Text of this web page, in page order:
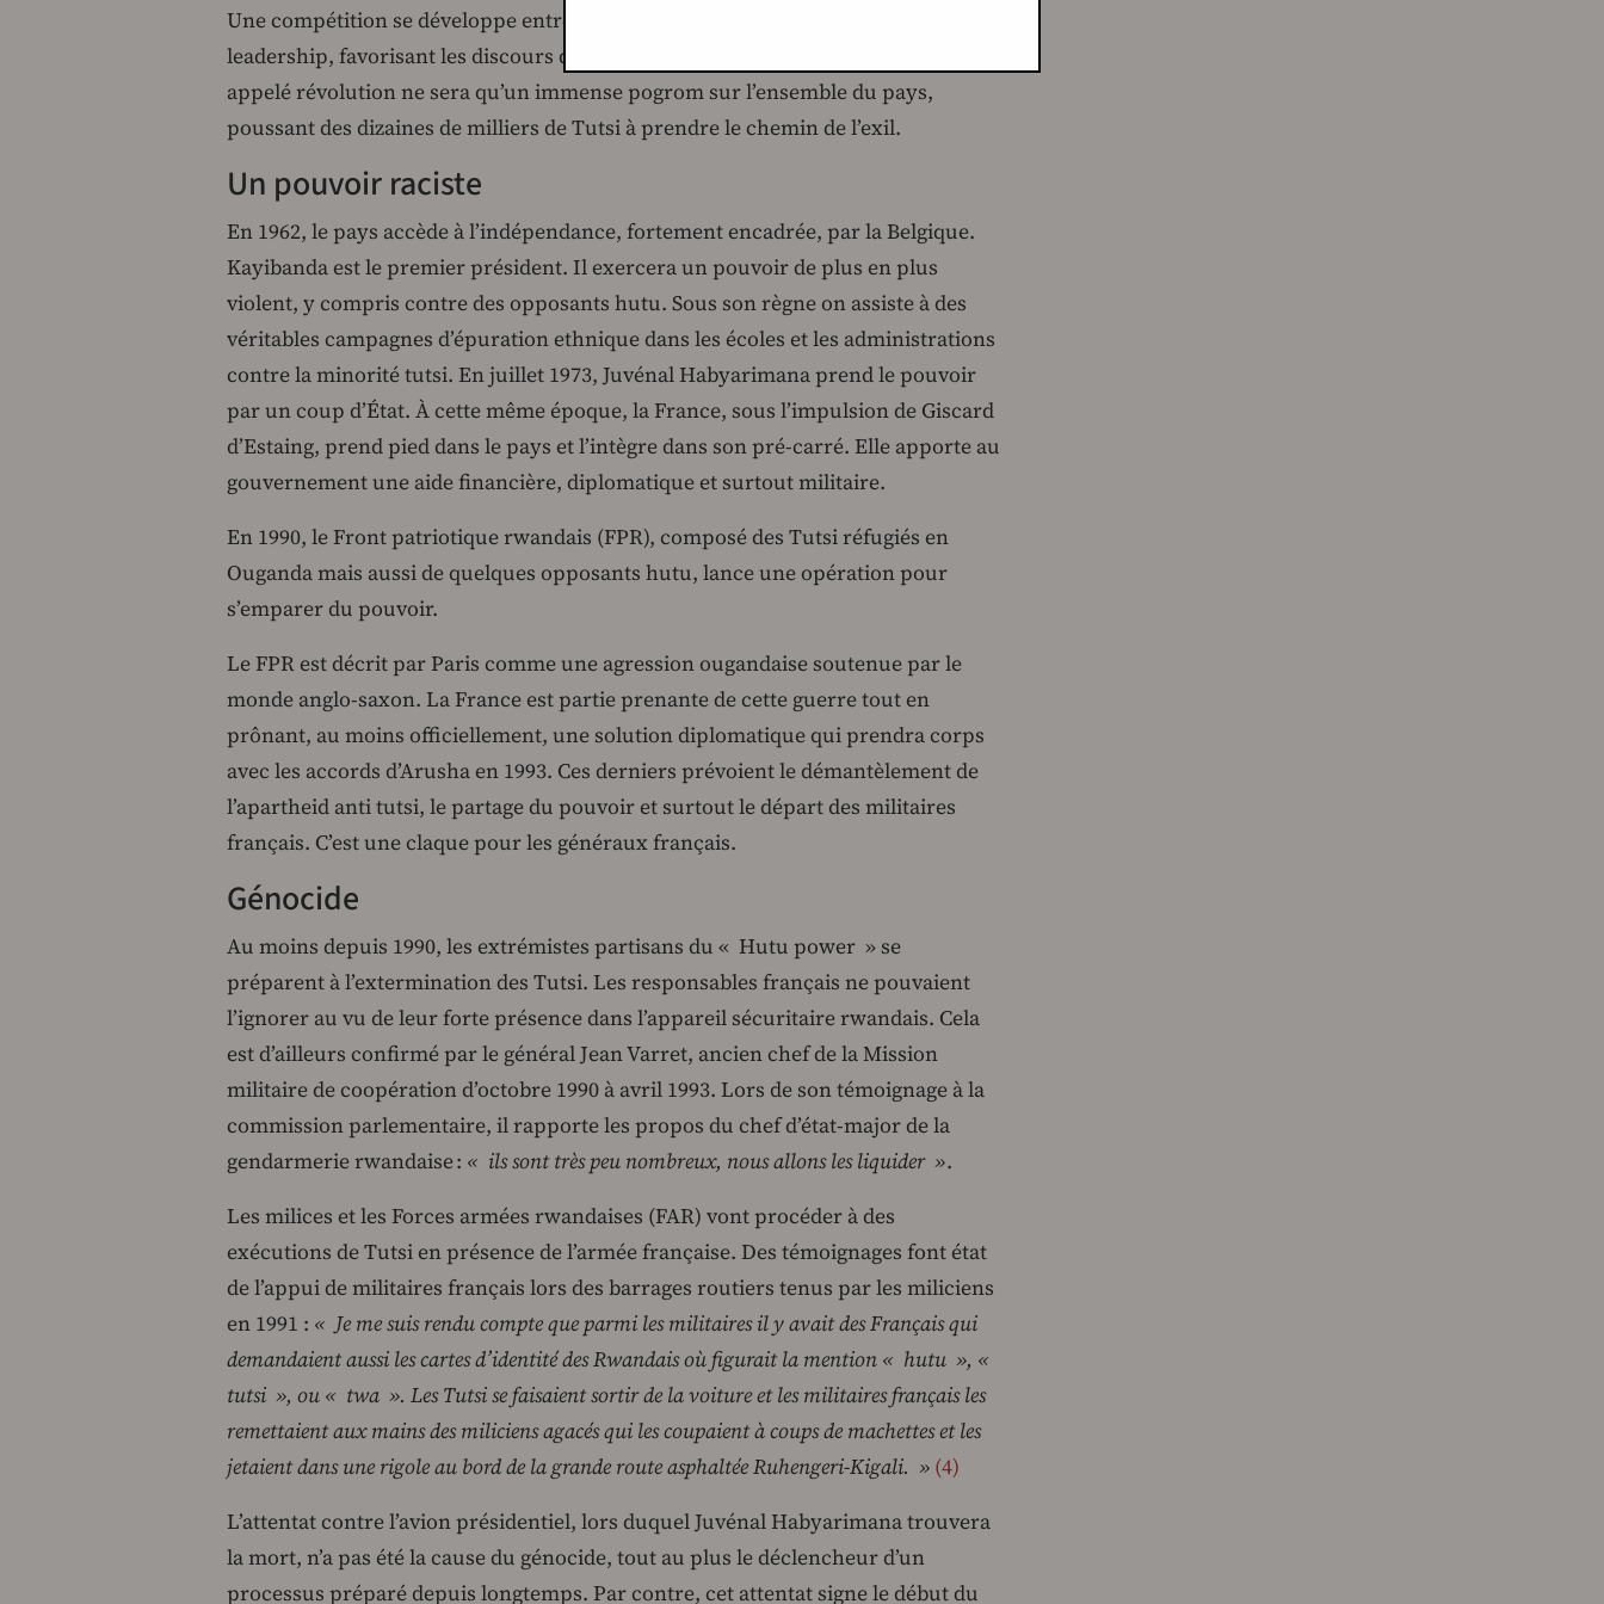
Une compétition se développe entre les formations hutu pour gagner le
leadership, favorisant les discours de haine contre les Tutsi. En 1959, ce qui sera
appelé révolution ne sera qu’un immense pogrom sur l’ensemble du pays,
poussant des dizaines de milliers de Tutsi à prendre le chemin de l’exil.
Un pouvoir raciste
En 1962, le pays accède à l’indépendance, fortement encadrée, par la Belgique.
Kayibanda est le premier président. Il exercera un pouvoir de plus en plus
violent, y compris contre des opposants hutu. Sous son règne on assiste à des
véritables campagnes d’épuration ethnique dans les écoles et les administrations
contre la minorité tutsi. En juillet 1973, Juvénal Habyarimana prend le pouvoir
par un coup d’État. À cette même époque, la France, sous l’impulsion de Giscard
d’Estaing, prend pied dans le pays et l’intègre dans son pré-carré. Elle apporte au
gouvernement une aide financière, diplomatique et surtout militaire.
En 1990, le Front patriotique rwandais (FPR), composé des Tutsi réfugiés en
Ouganda mais aussi de quelques opposants hutu, lance une opération pour
s’emparer du pouvoir.
Le FPR est décrit par Paris comme une agression ougandaise soutenue par le
monde anglo-saxon. La France est partie prenante de cette guerre tout en
prônant, au moins officiellement, une solution diplomatique qui prendra corps
avec les accords d’Arusha en 1993. Ces derniers prévoient le démantèlement de
l’apartheid anti tutsi, le partage du pouvoir et surtout le départ des militaires
français. C’est une claque pour les généraux français.
Génocide
Au moins depuis 1990, les extrémistes partisans du « Hutu power » se
préparent à l’extermination des Tutsi. Les responsables français ne pouvaient
l’ignorer au vu de leur forte présence dans l’appareil sécuritaire rwandais. Cela
est d’ailleurs confirmé par le général Jean Varret, ancien chef de la Mission
militaire de coopération d’octobre 1990 à avril 1993. Lors de son témoignage à la
commission parlementaire, il rapporte les propos du chef d’état-major de la
gendarmerie rwandaise : « ils sont très peu nombreux, nous allons les liquider ».
Les milices et les Forces armées rwandaises (FAR) vont procéder à des
exécutions de Tutsi en présence de l’armée française. Des témoignages font état
de l’appui de militaires français lors des barrages routiers tenus par les miliciens
en 1991 : « Je me suis rendu compte que parmi les militaires il y avait des Français qui
demandaient aussi les cartes d’identité des Rwandais où figurait la mention « hutu », «
tutsi », ou « twa ». Les Tutsi se faisaient sortir de la voiture et les militaires français les
remettaient aux mains des miliciens agacés qui les coupaient à coups de machettes et les
jetaient dans une rigole au bord de la grande route asphaltée Ruhengeri-Kigali. » 4
L’attentat contre l’avion présidentiel, lors duquel Juvénal Habyarimana trouvera
la mort, n’a pas été la cause du génocide, tout au plus le déclencheur d’un
processus préparé depuis longtemps. Par contre, cet attentat signe le début du